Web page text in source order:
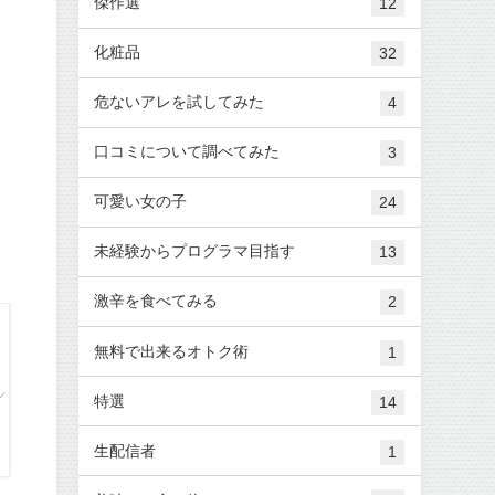
12
化粧品 32
危ないアレを試してみた 4
口コミについて調べてみた 3
可愛い女の子 24
未経験からプログラマ目指す 13
激辛を食べてみる 2
無料で出来るオトク術 1
特選 14
生配信者 1